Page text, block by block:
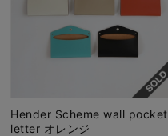
Hender Scheme wall pocket
letter オレンジ